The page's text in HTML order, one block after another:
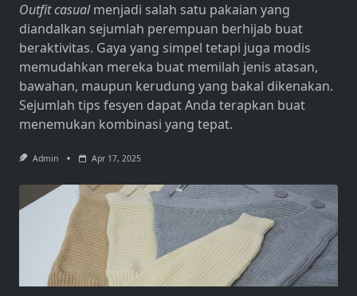
Outfit casual menjadi salah satu pakaian yang
diandalkan sejumlah perempuan berhijab buat
beraktivitas. Gaya yang simpel tetapi juga modis
memudahkan mereka buat memilah jenis atasan,
bawahan, maupun kerudung yang bakal dikenakan.
Sejumlah tips fesyen dapat Anda terapkan buat
menemukan kombinasi yang tepat.
Admin Apr 17, 2025